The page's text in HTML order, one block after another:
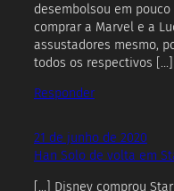
desembolsou em pouco
comprar a Marvel e a
assustadores mesmo,
todos os respectivos […]
Responder
21 de junho de 2020
Han Solo de volta em
[…] Disney comprou